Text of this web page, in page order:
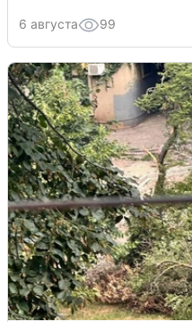
6 августа 99